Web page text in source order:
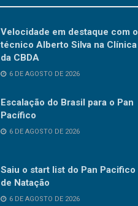
Velocidade em destaque com o
técnico Alberto Silva na Clínica
da CBDA
6 DE AGOSTO DE 2026
Escalação do Brasil para o Pan
Pacífico
6 DE AGOSTO DE 2026
Saiu o start list do Pan Pacifico
de Natação
6 DE AGOSTO DE 2026